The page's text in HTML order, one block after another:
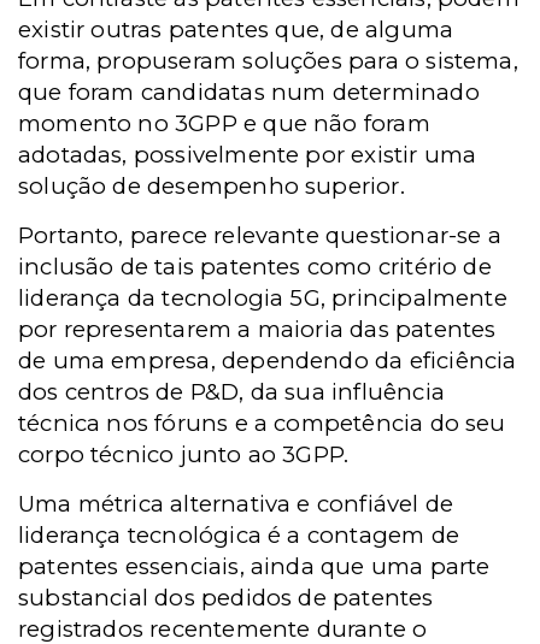
existir outras patentes que, de alguma
forma, propuseram soluções para o sistema,
que foram candidatas num determinado
momento no 3GPP e que não foram
adotadas, possivelmente por existir uma
solução de desempenho superior.
Portanto, parece relevante questionar-se a
inclusão de tais patentes como critério de
liderança da tecnologia 5G, principalmente
por representarem a maioria das patentes
de uma empresa, dependendo da eficiência
dos centros de P&D, da sua influência
técnica nos fóruns e a competência do seu
corpo técnico junto ao 3GPP.
Uma métrica alternativa e confiável de
liderança tecnológica é a contagem de
patentes essenciais, ainda que uma parte
substancial dos pedidos de patentes
registrados recentemente durante o